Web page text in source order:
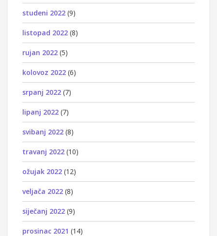
studeni 2022 (9)
listopad 2022 (8)
rujan 2022 (5)
kolovoz 2022 (6)
srpanj 2022 (7)
lipanj 2022 (7)
svibanj 2022 (8)
travanj 2022 (10)
ožujak 2022 (12)
veljača 2022 (8)
siječanj 2022 (9)
prosinac 2021 (14)